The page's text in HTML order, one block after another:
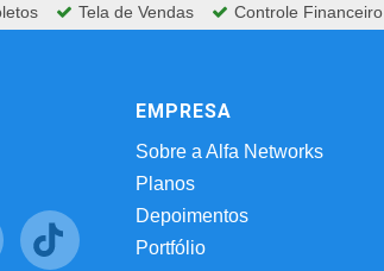
Tela de Vendas Controle Financeiro
EMPRESA
Sobre a Alfa Networks
Planos
Depoimentos
Portfólio